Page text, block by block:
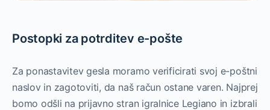
Postopki za potrditev e-pošte
Za ponastavitev gesla moramo verificirati svoj e-poštni
naslov in zagotoviti, da naš račun ostane varen. Najprej
bomo odšli na prijavno stran igralnice Legiano in izbrali